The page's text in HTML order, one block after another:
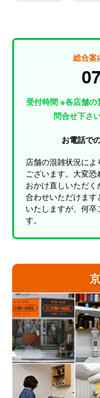
総合案
受付時間 ※各店舗の
問合せ下さい
お電話で
店舗の混雑状況に
ございます。大変
おかけ直しいただく
合わせいただけま
いたしますが、何
す。